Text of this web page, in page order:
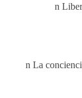
n
n La